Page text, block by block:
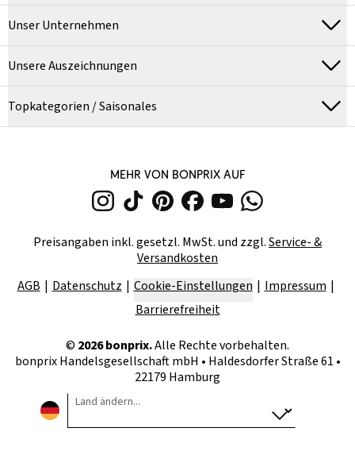
Unser Unternehmen
Unsere Auszeichnungen
Topkategorien / Saisonales
MEHR VON BONPRIX AUF
Preisangaben inkl. gesetzl. MwSt. und zzgl.Service- &
Versandkosten
AGB
Datenschutz Cookie-Einstellungen
Impressum
Barrierefreiheit
© 2026bonprix.Alle Rechte vorbehalten.
bonprix Handelsgesellschaft mbH • Haldesdorfer Straße 61 •
22179 Hamburg
Land ändern...